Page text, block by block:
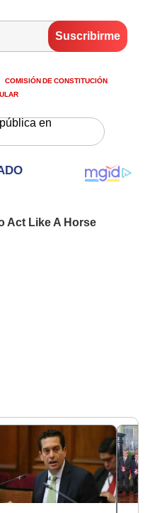
COMISIÓN DE CONSTITUCIÓN
en